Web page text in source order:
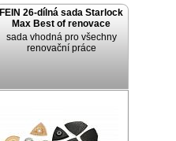
FEIN 26-dílná sada Starlock
Max Best of renovace
sada vhodná pro všechny
renovační práce